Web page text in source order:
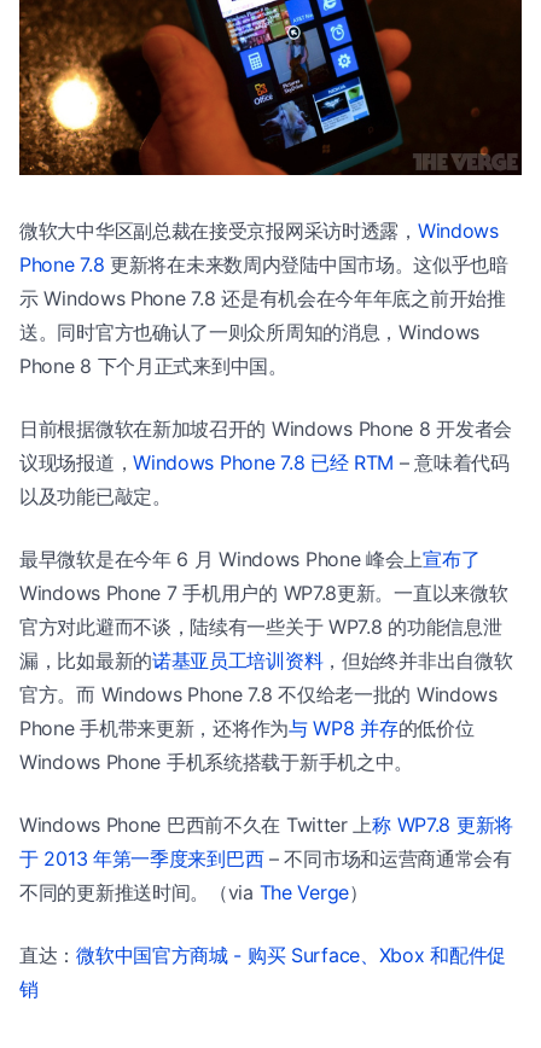
微软大中华区副总裁在接受京报网采访时透露， Windows
Phone 7.8 更新将在未来数周内登陆中国市场。这似乎也暗
示 Windows Phone 7.8 还是有机会在今年年底之前开始推
送。同时官方也确认了一则众所周知的消息，Windows
Phone 8 下个月正式来到中国。
日前根据微软在新加坡召开的 Windows Phone 8 开发者会
议现场报道，Windows Phone 7.8 已经 RTM – 意味着代码
以及功能已敲定。
最早微软是在今年 6 月 Windows Phone 峰会上宣布了
Windows Phone 7 手机用户的 WP7.8更新。一直以来微软
官方对此避而不谈，陆续有一些关于 WP7.8 的功能信息泄
漏，比如最新的诺基亚员工培训资料，但始终并非出自微软
官方。而 Windows Phone 7.8 不仅给老一批的 Windows
Phone 手机带来更新，还将作为与 WP8 并存的低价位
Windows Phone 手机系统搭载于新手机之中。
Windows Phone 巴西前不久在 Twitter 上称 WP7.8 更新将
于 2013 年第一季度来到巴西– 不同市场和运营商通常会有
不同的更新推送时间。（via The Verge）
直达：微软中国官方商城 - 购买 Surface、Xbox 和配件促
销